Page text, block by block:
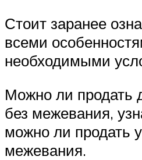
Стоит заранее
всеми
необходимыми
Можно ли продать
без межевания,
можно ли продать
межевания.